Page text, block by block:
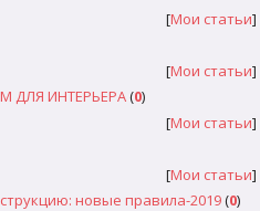
[Мои статьи]
[Мои статьи]
ДЛЯ ИНТЕРЬЕРА(0)
[Мои статьи]
[Мои статьи]
новые правила-2019(0)